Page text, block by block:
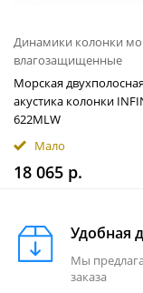
Динамики колонки
влагозащищенные
Морская
акустика колонки
622MLW
Мало
18 065 р.
Удобная
Мы
заказа